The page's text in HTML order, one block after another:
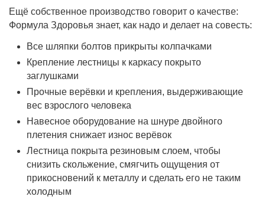
Ещё собственное производство говорит о качестве:
Формула Здоровья знает, как надо и делает на совесть:
Все шляпки болтов прикрыты колпачками
Крепление лестницы к каркасу покрыто
заглушками
Прочные верёвки и крепления, выдерживающие
вес взрослого человека
Навесное оборудование на шнуре двойного
плетения снижает износ верёвок
Лестница покрыта резиновым слоем, чтобы
снизить скольжение, смягчить ощущения от
прикосновений к металлу и сделать его не таким
холодным